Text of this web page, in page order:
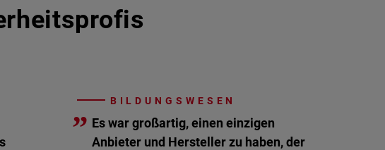
BILDUNGSWESEN
” Es war großartig, einen einzigen
Anbieter und Hersteller zu haben, der